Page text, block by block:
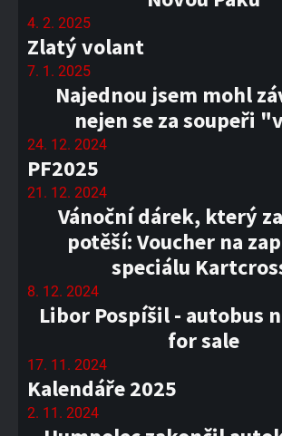
4. 2. 2025
Zlatý volant
7. 1. 2025
Najednou jsem mohl
nejen se za soupeři
24. 12. 2024
PF2025
21. 12. 2024
Vánoční dárek, který
potěší: Voucher na
speciálu
8. 12. 2024
Libor Pospíšil - autobus
for sale
17. 11. 2024
Kalendáře 2025
2. 11. 2024